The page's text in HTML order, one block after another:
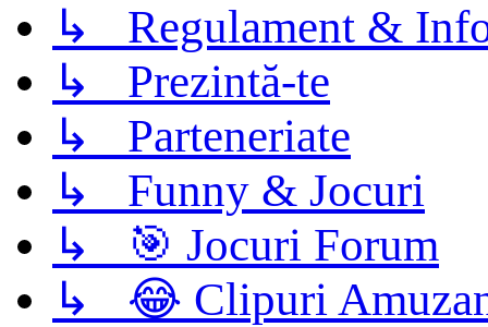
↳ Regulament &
↳ Prezintă-te
↳ Parteneriate
↳ Funny & Jocuri
↳ 🎯 Jocuri Forum
↳ 😂 Clipuri